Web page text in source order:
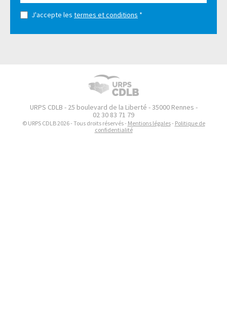
J'accepte les termes et conditions *
URPS CDLB - 25 boulevard de la Liberté - 35000 Rennes -
02 30 83 71 79
© URPS CDLB 2026 - Tous droits réservés - Mentions légales- Politique de
confidentialité